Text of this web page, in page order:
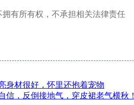
有所有权，不承担相关法律责任
身材很好，怀里还抱着宠物
，反倒接地气，穿皮裙老气横秋！